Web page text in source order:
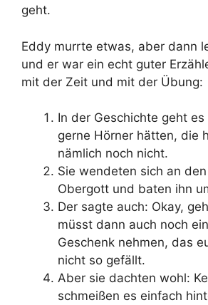
geht.
Eddy murrte etwas, aber dann
und er war ein echt guter
mit der Zeit und mit der Übung:
In der Geschichte geht
gerne Hörner hätten, die
nämlich noch nicht.
Sie wendeten sich an
Obergott und baten ihn
Der sagte auch: Okay,
müsst dann auch noch
Geschenk nehmen, das
nicht so gefällt.
Aber sie dachten wohl:
schmeißen es einfach